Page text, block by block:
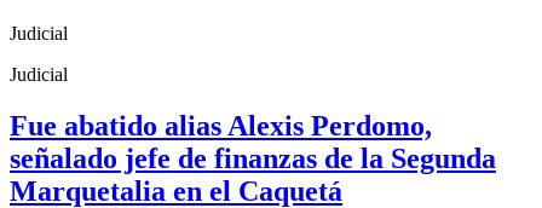
Judicial
Judicial
Fue abatido alias Alexis Perdomo,
señalado jefe de finanzas de la Segunda
Marquetalia en el Caquetá